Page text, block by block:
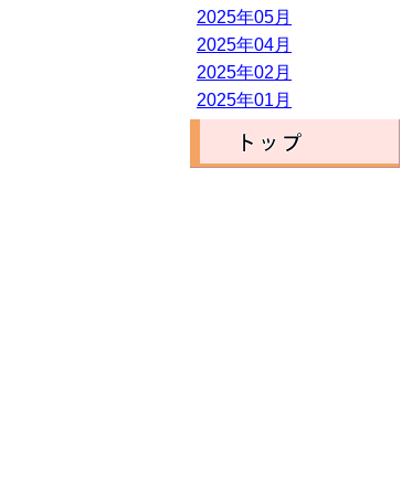
2025年05月
2025年04月
2025年02月
2025年01月